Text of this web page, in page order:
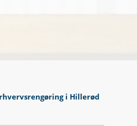
i Hillerød